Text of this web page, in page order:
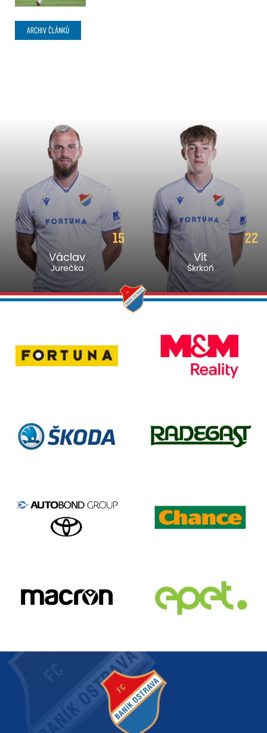
ARCHIV ČLÁNKŮ
15
Václav
Jurečka
22
Vít
Škrkoň